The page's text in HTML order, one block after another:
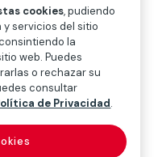
cookies, pudiendo
servicios del sitio
la
web. Puedes
o rechazar su
consultar
de Privacidad.